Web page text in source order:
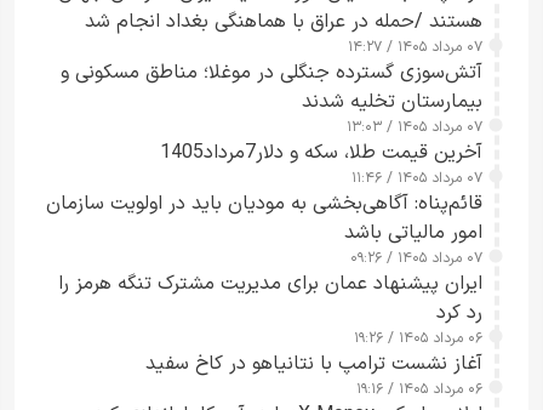
هستند /حمله در عراق با هماهنگی بغداد انجام شد
۰۷ مرداد ۱۴۰۵ / ۱۴:۲۷
آتش‌سوزی گسترده جنگلی در موغلا؛ مناطق مسکونی و
بیمارستان تخلیه شدند
۰۷ مرداد ۱۴۰۵ / ۱۳:۰۳
آخرین قیمت طلا، سکه و دلار7مرداد1405
۰۷ مرداد ۱۴۰۵ / ۱۱:۴۶
قائم‌پناه: آگاهی‌بخشی به مودیان باید در اولویت سازمان
امور مالیاتی باشد
۰۷ مرداد ۱۴۰۵ / ۰۹:۲۶
ایران پیشنهاد عمان برای مدیریت مشترک تنگه هرمز را
رد کرد
۰۶ مرداد ۱۴۰۵ / ۱۹:۲۶
آغاز نشست ترامپ با نتانیاهو در کاخ سفید
۰۶ مرداد ۱۴۰۵ / ۱۹:۱۶